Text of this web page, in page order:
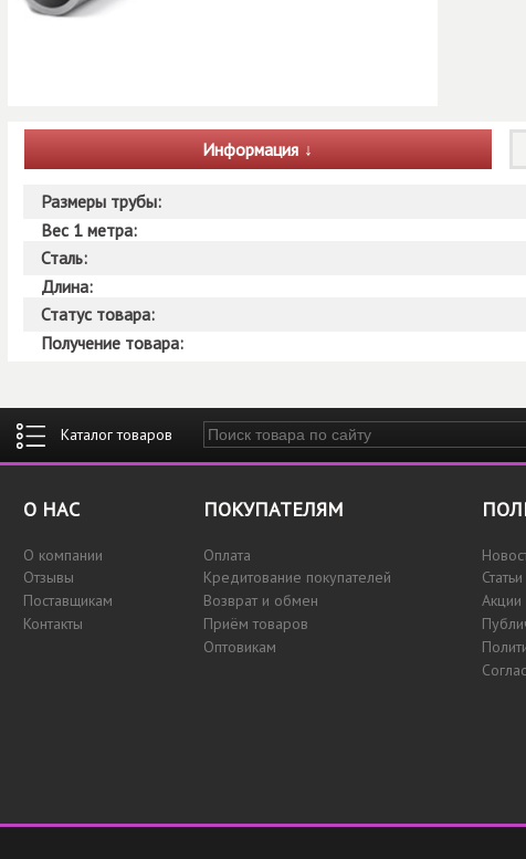
Информация
Размеры трубы:
Вес 1 метра:
Сталь:
Длина:
Статус товара:
Получение товара:
Введите ключевые слова для поиска
О НАС
О компании
Отзывы
Поставщикам
Контакты
ПОКУПАТЕЛЯМ
Оплата
Кредитование покупателей
Возврат и обмен
Приём товаров
Оптовикам
Статьи
Акции